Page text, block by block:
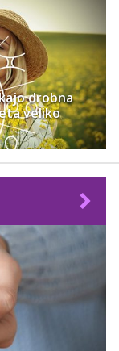
drobna
veliko